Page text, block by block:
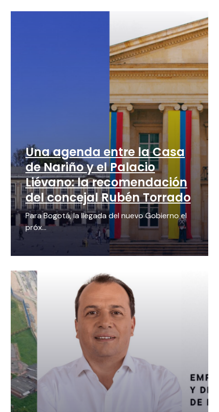
Una agenda entre la Casa
de Nariño y el Palacio
Liévano: la recomendación
del concejal Rubén Torrado
Para Bogotá, la llegada del nuevo Gobierno el
próx...